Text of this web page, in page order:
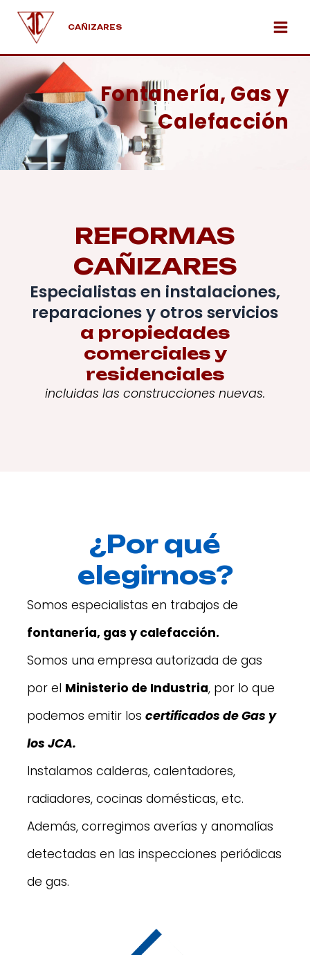
contenido
CAÑIZARES
Fontanería, Gas y
Calefacción
REFORMAS
CAÑIZARES
Especialistas en instalaciones,
reparaciones y otros servicios
a propiedades
comerciales y
residenciales
incluidas las construcciones nuevas.
¿Por qué
elegirnos?
Somos especialistas en trabajos de
fontanería, gas y calefacción.
Somos una empresa autorizada de gas
por el Ministerio de Industria, por lo que
podemos emitir loscertificados de Gas y
los JCA.
Instalamos calderas, calentadores,
radiadores, cocinas domésticas, etc.
Además, corregimos averías y anomalías
detectadas en las inspecciones periódicas
de gas.